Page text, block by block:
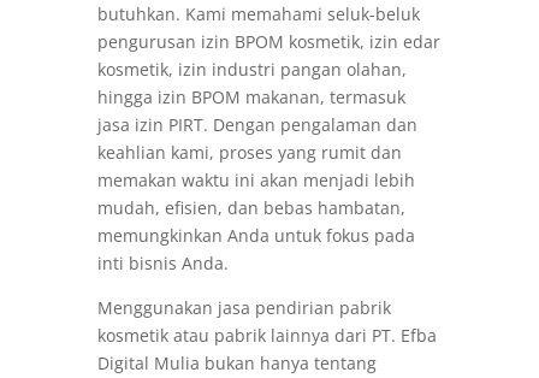
butuhkan. Kami memahami seluk-beluk
pengurusan izin BPOM kosmetik, izin edar
kosmetik, izin industri pangan olahan,
hingga izin BPOM makanan, termasuk
jasa izin PIRT. Dengan pengalaman dan
keahlian kami, proses yang rumit dan
memakan waktu ini akan menjadi lebih
mudah, efisien, dan bebas hambatan,
memungkinkan Anda untuk fokus pada
inti bisnis Anda.
Menggunakan jasa pendirian pabrik
kosmetik atau pabrik lainnya dari PT. Efba
Digital Mulia bukan hanya tentang